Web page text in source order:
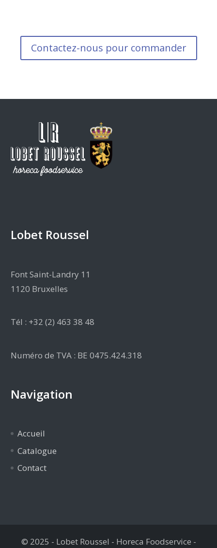
Contactez-nous pour commander
Lobet Roussel
Font Saint-Landry 11
1120 Bruxelles
Tél : +32 (2) 463 38 48
Numéro de TVA : BE 0475.424.318
Navigation
Accueil
Catalogue
Contact
© 2025 - Lobet Roussel - Horeca Foodservice -